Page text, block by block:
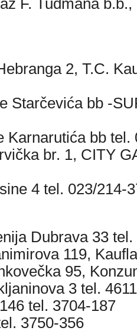
F. Tuđmana
2, T.C.
Starčevića bb -
Karnarutića bb tel.
br. 1, CITY
4 tel. 023/214-
Dubrava 33 tel.
119,
95,
3 tel.
tel. 3704-187
3750-356